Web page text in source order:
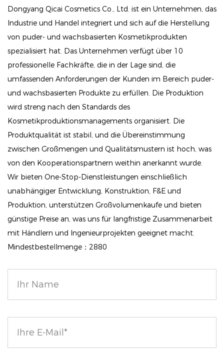
sowohl Sicherheit als auch Qualität zu gewährleisten.
Die seidige Formel gleitet mühelos auf die Deckel
und sorgt für eine lang anhaltende Farbauszahlung,
ohne zu falten oder zu verblassen. Ideal für Make-up-
Enthusiasten und professionelle Künstler ist in einem
schlanken, reisefreundlichen Gehäuse untergebracht,
das die Schönheit auf dem Spiel einfach und stilvoll
Mit einer Mischung aus Matt-, Satin- und Schimmer -
Oberflächen befähigt diese Lidschattenpalette Sie,
Ihren einzigartigen Stil zu experimentieren und
auszudrücken. Egal, ob Sie sich auf ein besonderes
Ereignis vorbereiten oder einfach Ihren täglichen
Look verbessern, die lebendige 18-Farben-
Lidschattenpalette ist Ihr Muss, um auffällige
Ergebnisse mit Selbstvertrauen und Flair zu erzielen.
Dongyang Qicai Cosmetics Co., Ltd. ist ein Unternehmen, das
Industrie und Handel integriert und sich auf die Herstellung
von puder- und wachsbasierten Kosmetikprodukten
spezialisiert hat. Das Unternehmen verfügt über 10
professionelle Fachkräfte, die in der Lage sind, die
umfassenden Anforderungen der Kunden im Bereich puder-
und wachsbasierten Produkte zu erfüllen. Die Produktion
wird streng nach den Standards des
Kosmetikproduktionsmanagements organisiert. Die
Produktqualität ist stabil, und die Übereinstimmung
zwischen Großmengen und Qualitätsmustern ist hoch, was
von den Kooperationspartnern weithin anerkannt wurde.
Wir bieten One-Stop-Dienstleistungen einschließlich
unabhängiger Entwicklung, Konstruktion, F&E und
Produktion, unterstützen Großvolumenkaufe und bieten
günstige Preise an, was uns für langfristige Zusammenarbeit
mit Händlern und Ingenieurprojekten geeignet macht.
Mindestbestellmenge：2880